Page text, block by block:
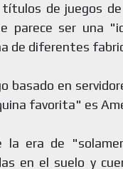
de juegos
parece ser una
de diferentes
basado en
favorita" es
la era de
en el suelo y